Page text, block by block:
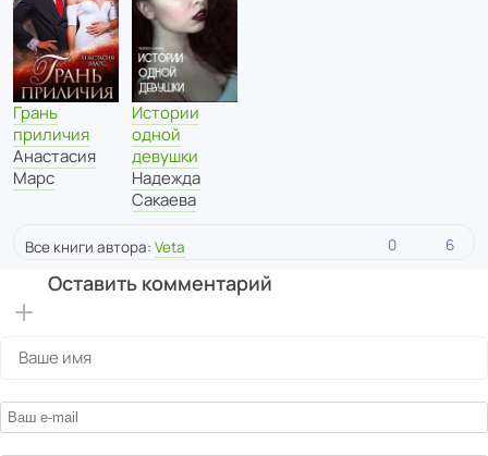
Грань
приличия
Анастасия
Марс
Истории
одной
девушки
Надежда
Сакаева
Все книги автора: Veta 0 6
Оставить комментарий